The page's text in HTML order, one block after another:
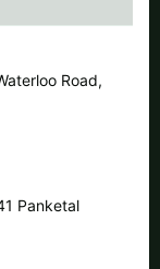
Road,
Panketal